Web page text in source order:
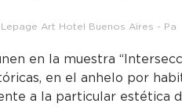
Lepage Art Hotel Buenos Aires - Pa
en la muestra
en el anhelo por
a la particular estética